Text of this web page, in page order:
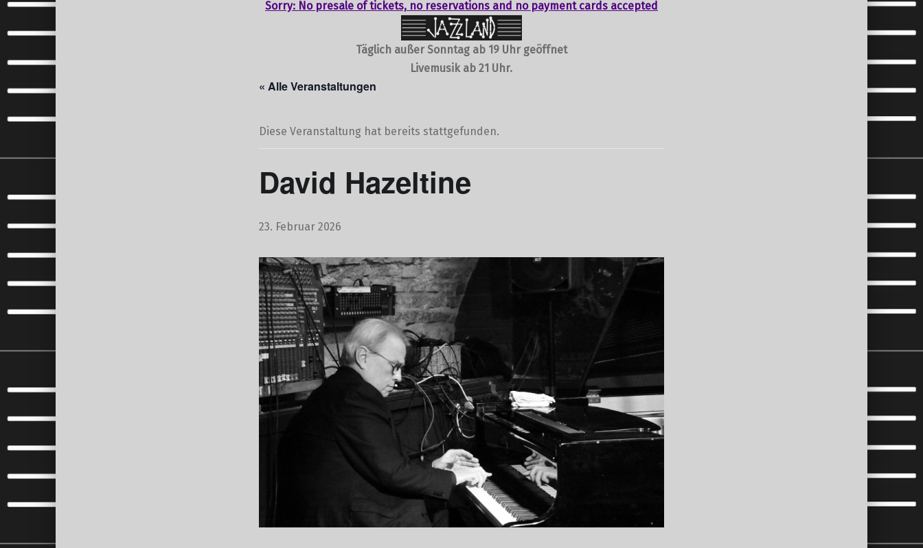
Sorry: No presale of tickets, no reservations and no payment cards accepted
Täglich außer Sonntag ab 19 Uhr geöffnet
Livemusik ab 21 Uhr.
« Alle Veranstaltungen
Diese Veranstaltung hat bereits stattgefunden.
David Hazeltine
23. Februar 2026